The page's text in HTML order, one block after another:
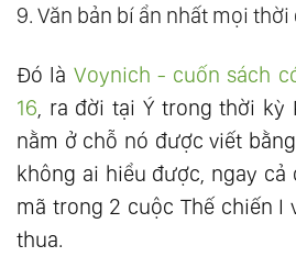
9. Văn bản bí ẩn nhất mọi thời
Đó là Voynich - cuốn sách
16 , ra đời tại Ý trong thời kỳ
nằm ở chỗ nó được viết
không ai hiểu được, ngay cả
mã trong 2 cuộc Thế chiến I
thua.